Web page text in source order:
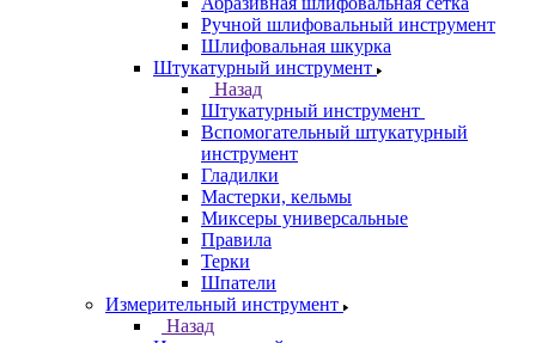
Ручной шлифовальный инструмент
Шлифовальная шкурка
Штукатурный инструмент
Назад
Штукатурный инструмент
Вспомогательный штукатурный
инструмент
Гладилки
Мастерки, кельмы
Миксеры универсальные
Правила
Терки
Шпатели
Измерительный инструмент
Назад